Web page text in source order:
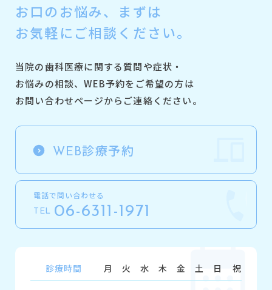
お口のお悩み、
まずは
お気軽にご相談ください。
当院の歯科医療に関する質問や症状・
お悩みの相談、WEB予約をご希望の方は
お問い合わせページからご連絡ください。
WEB診療予約
電話で問い合わせる
TEL 06-6311-1971
診療時間 月 火 水 木 金 土 日 祝